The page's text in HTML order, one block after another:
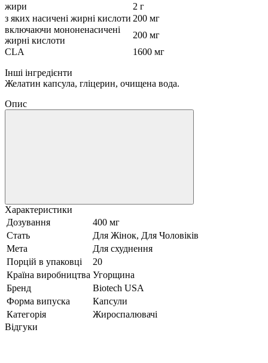
жири
2 г
з яких насичені жирні кислоти 200 мг
включаючи мононенасичені
жирні кислоти
200 мг
CLA
1600 мг
Інші інгредієнти
Желатин капсула, гліцерин, очищена вода.
Опис
Характеристики
Дозування
400 мг
Стать
Для Жінок, Для Чоловіків
Мета
Для схуднення
Порцій в упаковці
20
Країна виробництва Угорщина
Бренд
Biotech USA
Форма випуска
Капсули
Категорія
Жироспалювачі
Відгуки